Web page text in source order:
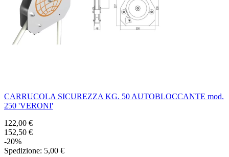
CARRUCOLA SICUREZZA KG. 50 AUTOBLOCCANTE mod.
250 'VERONI'
122,00 €
152,50 €
-20%
Spedizione: 5,00 €